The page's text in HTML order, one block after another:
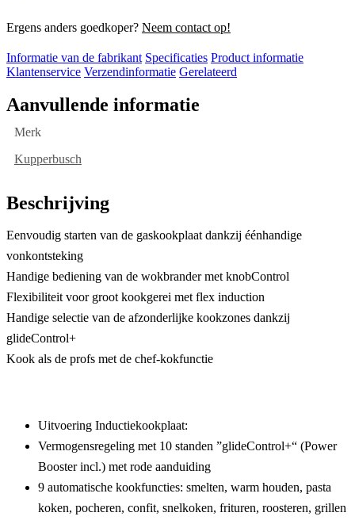
Ergens anders goedkoper? Neem contact op!
Informatie van de fabrikant Specificaties Product informatie
Klantenservice Verzendinformatie Gerelateerd
Aanvullende informatie
Merk
Kupperbusch
Beschrijving
Eenvoudig starten van de gaskookplaat dankzij éénhandige
vonkontsteking
Handige bediening van de wokbrander met knobControl
Flexibiliteit voor groot kookgerei met flex induction
Handige selectie van de afzonderlijke kookzones dankzij
glideControl+
Kook als de profs met de chef-kokfunctie
Uitvoering Inductiekookplaat:
Vermogensregeling met 10 standen ”glideControl+“ (Power
Booster incl.) met rode aanduiding
9 automatische kookfuncties: smelten, warm houden, pasta
koken, pocheren, confit, snelkoken, frituren, roosteren, grillen